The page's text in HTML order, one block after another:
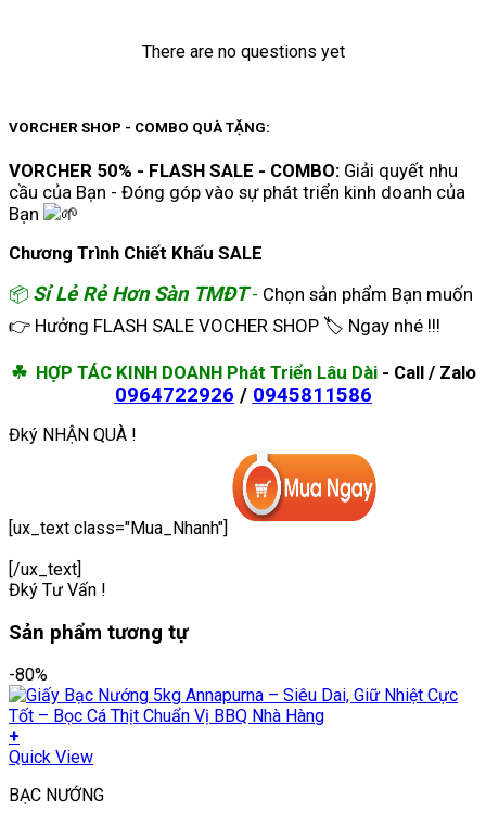
There are no questions yet
VORCHER SHOP - COMBO QUÀ TẶNG:
VORCHER 50% - FLASH SALE - COMBO: Giải quyết nhu
cầu của Bạn - Đóng góp vào sự phát triển kinh doanh của
Bạn
Chương Trình Chiết Khấu SALE
📦 Sỉ Lẻ Rẻ Hơn Sàn TMĐT- Chọn sản phẩm Bạn muốn
👉 Hưởng FLASH SALE VOCHER SHOP 🏷 Ngay nhé !!!
☘ HỢP TÁC KINH DOANH Phát Triển Lâu Dài - Call / Zalo
0964722926 / 0945811586
Đký NHẬN QUÀ !
[ux_text class="Mua_Nhanh"]
[/ux_text]
Đký Tư Vấn !
Sản phẩm tương tự
-80%
+
Quick View
BẠC NƯỚNG